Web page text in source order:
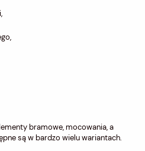
bramowe, mocowania, a
są w bardzo wielu wariantach.